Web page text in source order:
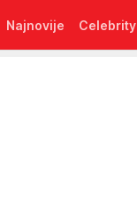
Najnovije Celebrity